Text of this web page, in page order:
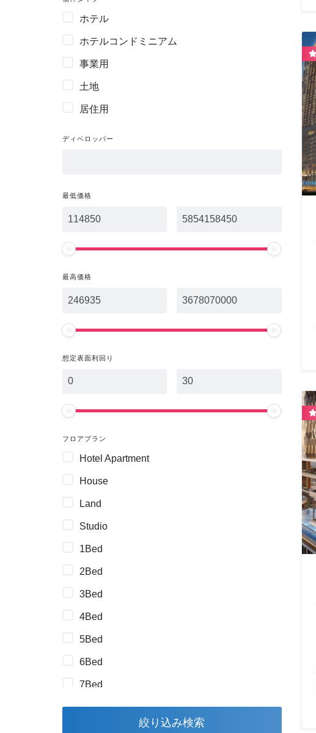
ホテル
ホテルコンドミニアム
事業用
土地
居住用
ディベロッパー
最低価格
最高価格
想定表面利回り
フロアプラン
Hotel Apartment
House
Land
Studio
1Bed
2Bed
3Bed
4Bed
5Bed
6Bed
7Bed
8Bed～
絞り込み検索